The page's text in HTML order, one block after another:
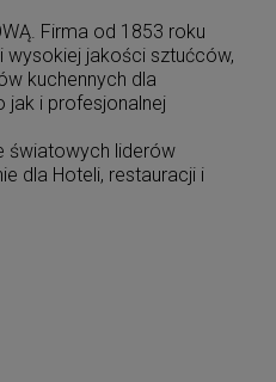
Firma od 1853 roku
wysokiej jakości sztućców,
kuchennych dla
i profesjonalnej
światowych liderów
dla Hoteli, restauracji i